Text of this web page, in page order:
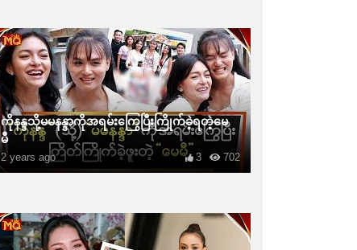
ကိုနန္ဒသို့မမနန္ဒာကိုအရမ်းကြွေပြီးကြိုက်ခဲ့ရတဲ့မေ
မီ
2 years ago 702
3